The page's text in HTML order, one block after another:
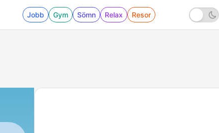
Jobb Gym Sömn Relax Resor